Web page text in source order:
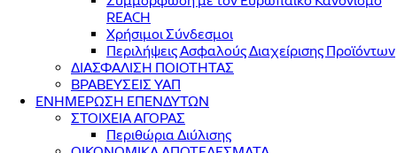
REACH
Χρήσιμοι Σύνδεσμοι
Περιλήψεις Ασφαλούς Διαχείρισης Προϊόντων
ΔΙΑΣΦΑΛΙΣΗ ΠΟΙΟΤΗΤΑΣ
ΒΡΑΒΕΥΣΕΙΣ ΥΑΠ
ΕΝΗΜΕΡΩΣΗ ΕΠΕΝΔΥΤΩΝ
ΣΤΟΙΧΕΙΑ ΑΓΟΡΑΣ
Περιθώρια Διύλισης